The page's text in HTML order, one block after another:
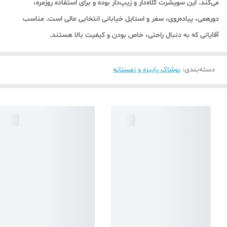
می‌کند. این سویشرت کلاه‌دار و زیپ‌دار بوده و برای استفاده روزمره،
دورهمی، پیاده‌روی، سفر و استایل خیابانی انتخابی عالی است. مناسب
آقایانی که به دنبال راحتی، خاص بودن و کیفیت بالا هستند.
دسته‌بندی: پوشاک پاییزه و زمستانه